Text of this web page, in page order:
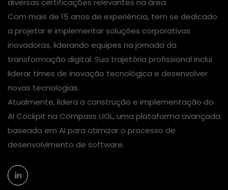
diversas certificações relevantes na área.
Com mais de 15 anos de experiência, tem se dedicado
a projetar e implementar soluções corporativas
inovadoras, liderando equipes na jornada da
transformação digital. Sua trajetória profissional inclui
liderar times de inovação tecnológica e desenvolver
novas tecnologias.
Atualmente, lidera a construção e implementação do
AI Cockpit na Compass UOL, uma plataforma avançada
baseada em AI para otimizar o processo de
desenvolvimento de software.